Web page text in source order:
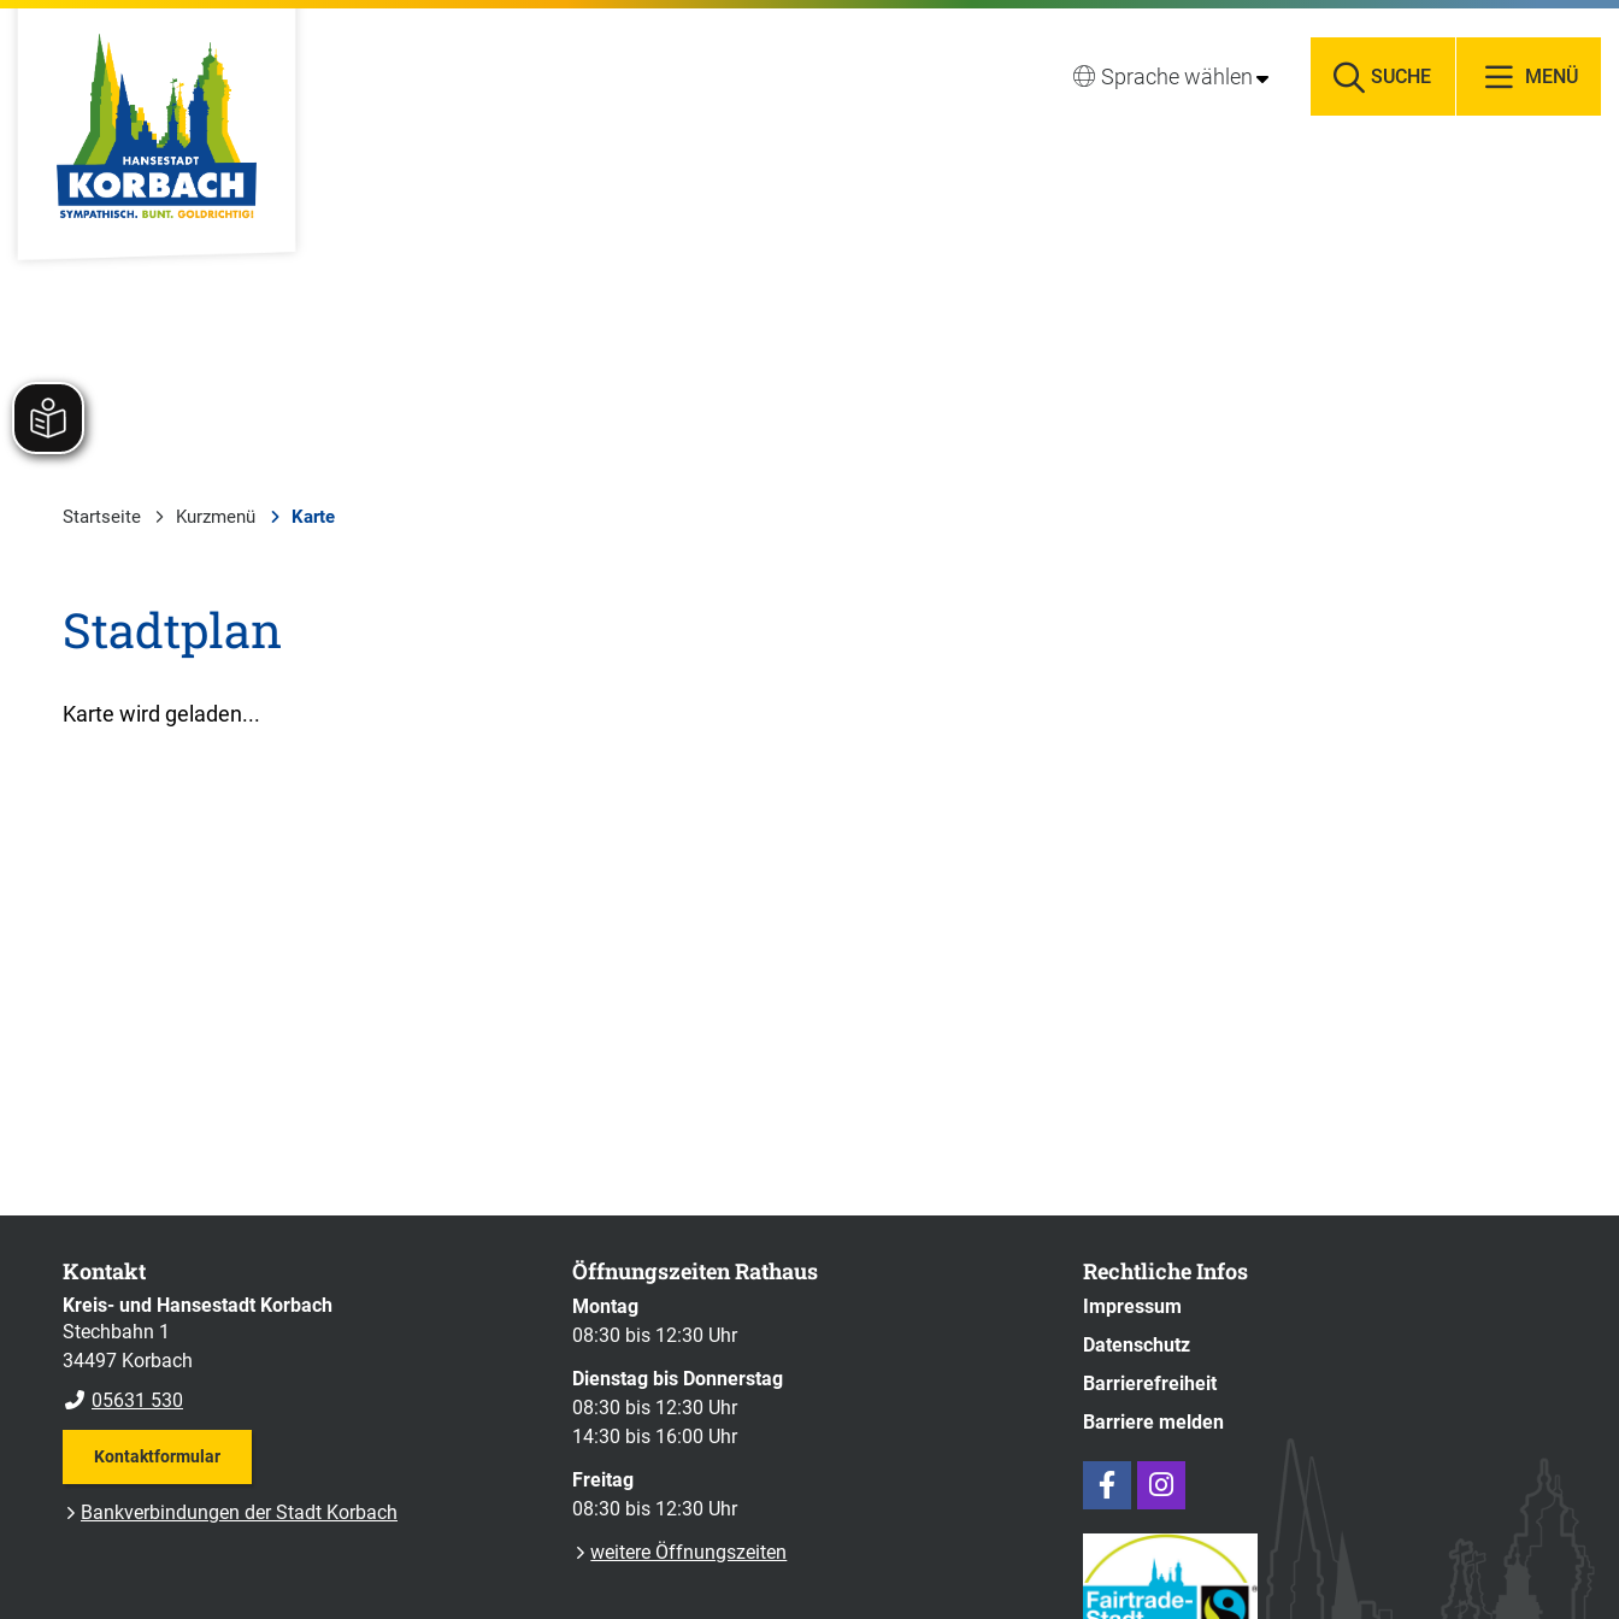
Sprache wählen SUCHE MENÜ
Startseite Kurzmenü Karte
Stadtplan
Karte wird geladen...
Kontakt
Kreis- und Hansestadt Korbach
Stechbahn 1
34497 Korbach
05631 530
Kontaktformular
Bankverbindungen der Stadt Korbach
Öffnungszeiten Rathaus
Montag
08:30 bis 12:30 Uhr
Dienstag bis Donnerstag
08:30 bis 12:30 Uhr
14:30 bis 16:00 Uhr
Freitag
08:30 bis 12:30 Uhr
weitere Öffnungszeiten
Rechtliche Infos
Impressum
Datenschutz
Barrierefreiheit
Barriere melden